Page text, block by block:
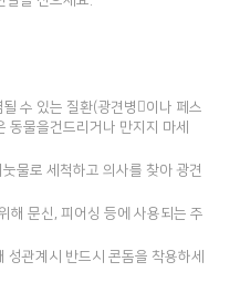
수 있는 질환(광견병이나 페스
동물을건드리거나 만지지 마세
물로 세척하고 의사를 찾아 광견
해 문신, 피어싱 등에 사용되는 주
성관계시 반드시 콘돔을 착용하세